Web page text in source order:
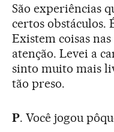
São experiências
certos obstáculos.
Existem coisas
atenção. Levei a
sinto muito mais
tão preso.
P. Você jogou